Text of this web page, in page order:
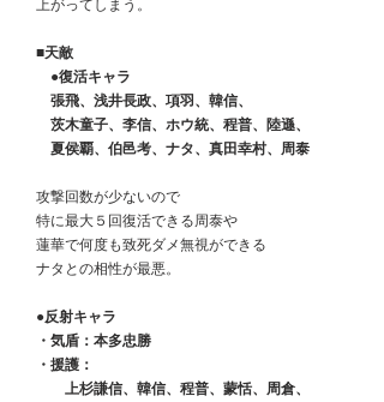
上がってしまう。
■天敵
●復活キャラ
張飛、浅井長政、項羽、韓信、
茨木童子、李信、ホウ統、程普、陸遜、
夏侯覇、伯邑考、ナタ、真田幸村、周泰
攻撃回数が少ないので
特に最大５回復活できる周泰や
蓮華で何度も致死ダメ無視ができる
ナタとの相性が最悪。
●反射キャラ
・気盾：本多忠勝
・援護：
上杉謙信、韓信、程普、蒙恬、周倉、